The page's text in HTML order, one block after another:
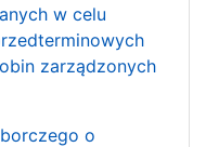
w celu
zarządzonych
o